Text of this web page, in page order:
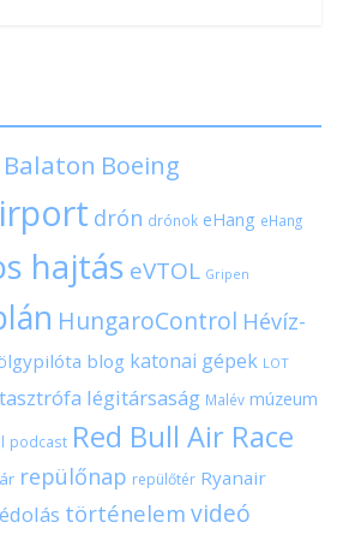
Balaton Boeing
drón drónok eHang eHang
hajtás eVTOL Gripen
HungaroControl Hévíz-
blog katonai gépek LOT
légitársaság Malév múzeum
podcast Red Bull Air Race
repülőnap repülőtér Ryanair
történelem videó